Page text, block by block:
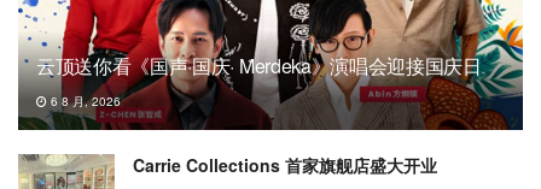
云顶送你看《国声·国庆· Merdeka》演唱会迎接国庆日
6 8 月, 2026
Carrie Collections 首家旗舰店盛大开业